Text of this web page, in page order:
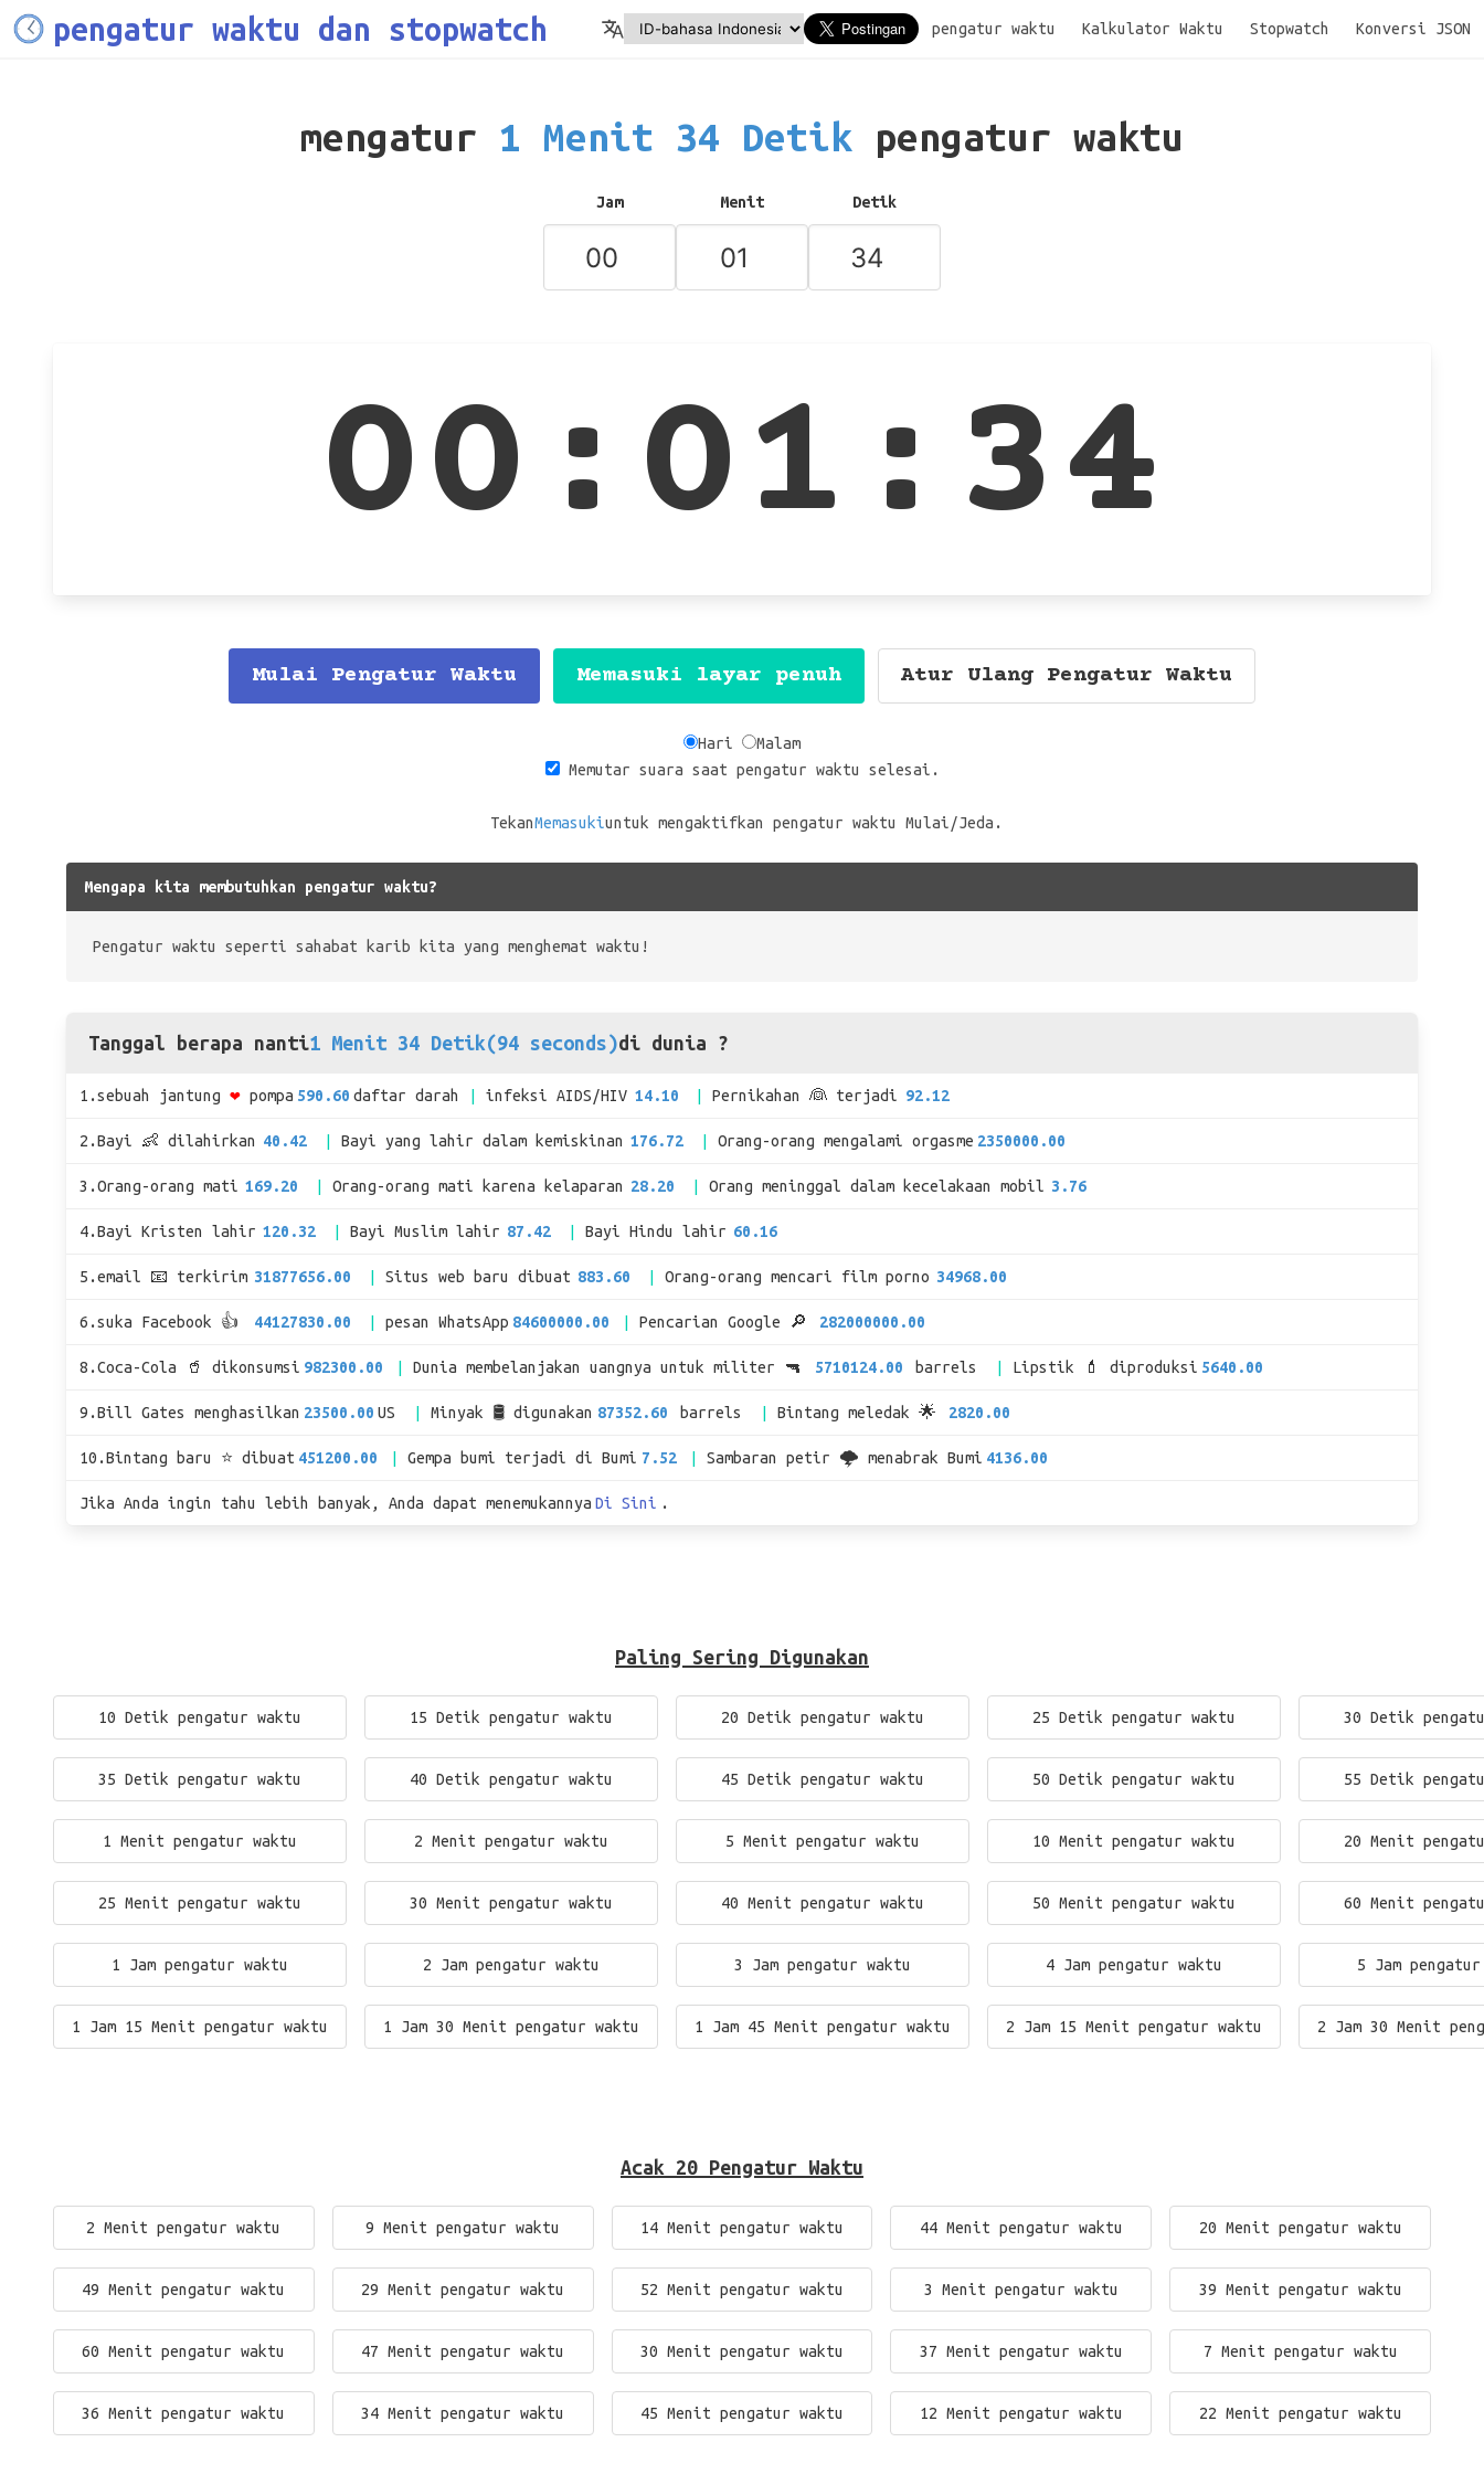
pengatur waktu dan stopwatch pengatur waktu Kalkulator Waktu Stopwatch Konversi JSON
mengatur 1 Menit 34 Detik pengatur waktu
Jam Menit Detik
00:01:34
Mulai Pengatur Waktu Memasuki layar penuh Atur Ulang Pengatur Waktu
Hari
Malam
Memutar suara saat pengatur waktu selesai.
TekanMemasukiuntuk mengaktifkan pengatur waktu Mulai/Jeda.
Mengapa kita membutuhkan pengatur waktu?
Pengatur waktu seperti sahabat karib kita yang menghemat waktu!
Tanggal berapa nanti1 Menit 34 Detik(94 seconds)di dunia ?
1.sebuah jantung ❤ pompa 590.60 daftar darah infeksi AIDS/HIV 14.10 Pernikahan 👰 terjadi 92.12
2.Bayi 👶 dilahirkan 40.42 Bayi yang lahir dalam kemiskinan 176.72 Orang-orang mengalami orgasme 2350000.00
3.Orang-orang mati 169.20 Orang-orang mati karena kelaparan 28.20 Orang meninggal dalam kecelakaan mobil 3.76
4.Bayi Kristen lahir 120.32 Bayi Muslim lahir 87.42 Bayi Hindu lahir 60.16
5.email 📧 terkirim 31877656.00 Situs web baru dibuat 883.60 Orang-orang mencari film porno 34968.00
6.suka Facebook 👍 44127830.00 pesan WhatsApp 84600000.00 Pencarian Google 🔎 282000000.00
8.Coca-Cola 🥤 dikonsumsi 982300.00 Dunia membelanjakan uangnya untuk militer 🔫 5710124.00 barrels Lipstik 💄 diproduksi 5640.00
9.Bill Gates menghasilkan 23500.00 US Minyak 🛢 digunakan 87352.60 barrels Bintang meledak 🌟 2820.00
10.Bintang baru ⭐ dibuat 451200.00 Gempa bumi terjadi di Bumi 7.52 Sambaran petir 🌩 menabrak Bumi 4136.00
Jika Anda ingin tahu lebih banyak, Anda dapat menemukannya Di Sini .
Paling Sering Digunakan
10 Detik pengatur waktu 15 Detik pengatur waktu 20 Detik pengatur waktu 25 Detik pengatur waktu 30 Detik
35 Detik pengatur waktu 40 Detik pengatur waktu 45 Detik pengatur waktu 50 Detik pengatur waktu 55 Detik
1 Menit pengatur waktu 2 Menit pengatur waktu 5 Menit pengatur waktu 10 Menit pengatur waktu 20 Menit
25 Menit pengatur waktu 30 Menit pengatur waktu 40 Menit pengatur waktu 50 Menit pengatur waktu 60 Menit
1 Jam pengatur waktu 2 Jam pengatur waktu 3 Jam pengatur waktu 4 Jam pengatur waktu 5 Jam
1 Jam 15 Menit pengatur waktu 1 Jam 30 Menit pengatur waktu 1 Jam 45 Menit pengatur waktu 2 Jam 15 Menit pengatur waktu 2 Jam 30 Menit
Acak 20 Pengatur Waktu
2 Menit pengatur waktu 9 Menit pengatur waktu 14 Menit pengatur waktu 44 Menit pengatur waktu 20 Menit pengatur waktu
49 Menit pengatur waktu 29 Menit pengatur waktu 52 Menit pengatur waktu 3 Menit pengatur waktu 39 Menit pengatur waktu
60 Menit pengatur waktu 47 Menit pengatur waktu 30 Menit pengatur waktu 37 Menit pengatur waktu 7 Menit pengatur waktu
36 Menit pengatur waktu 34 Menit pengatur waktu 45 Menit pengatur waktu 12 Menit pengatur waktu 22 Menit pengatur waktu